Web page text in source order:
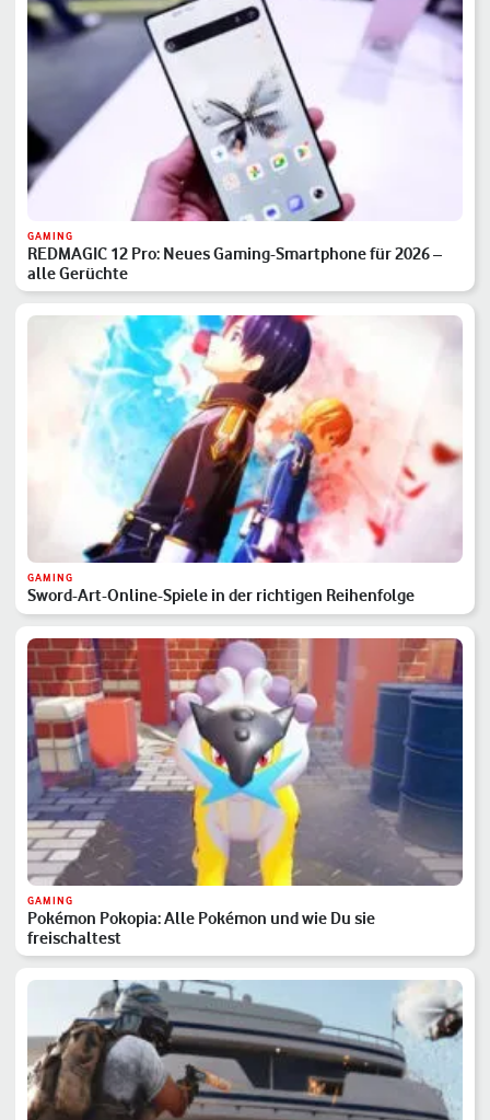
GAMING
REDMAGIC 12 Pro: Neues Gaming-Smartphone für 2026 –
alle Gerüchte
GAMING
Sword-Art-Online-Spiele in der richtigen Reihenfolge
GAMING
Pokémon Pokopia: Alle Pokémon und wie Du sie
freischaltest